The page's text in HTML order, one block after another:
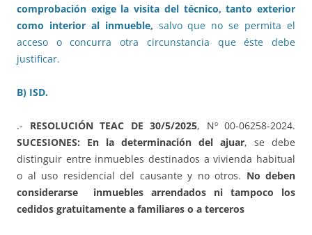
comprobación exige la visita del técnico, tanto exterior
como interior al inmueble, salvo que no se permita el
acceso o concurra otra circunstancia que éste debe
justificar.
B) ISD.
.- RESOLUCIÓN TEAC DE 30/5/2025, Nº 00-06258-2024.
SUCESIONES: En la determinación del ajuar, se debe
distinguir entre inmuebles destinados a vivienda habitual
o al uso residencial del causante y no otros. No deben
considerarse inmuebles arrendados ni tampoco los
cedidos gratuitamente a familiares o a terceros